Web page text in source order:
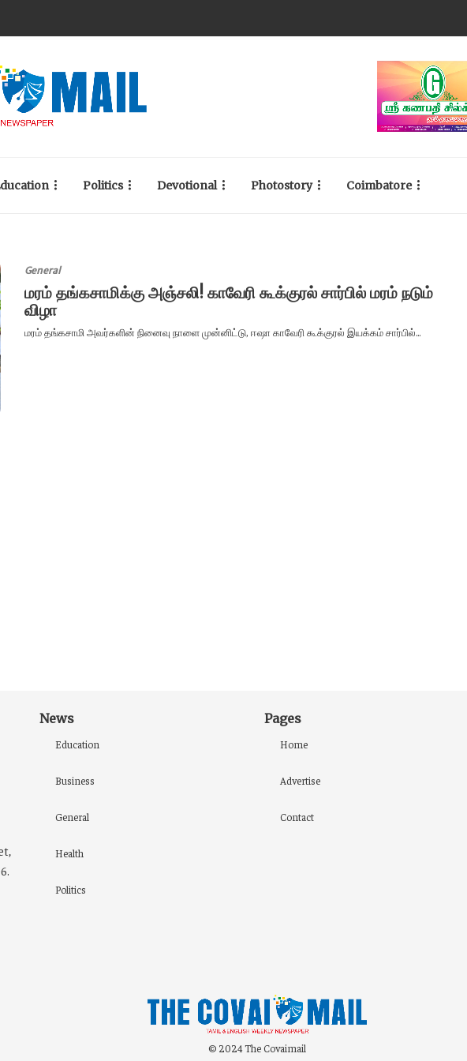
Politics Devotional Photostory Coimbatore
General
மரம் தங்கசாமிக்கு அஞ்சலி! காவேரி கூக்குரல் சார்பில் மரம் நடும்
விழா
மரம் தங்கசாமி அவர்களின் நினைவு நாளை முன்னிட்டு, ஈஷா காவேரி கூக்குரல் இயக்கம் சார்பில்...
News
Education
Business
General
Health
Politics
Pages
Home
Advertise
Contact
© 2024 The Covaimail